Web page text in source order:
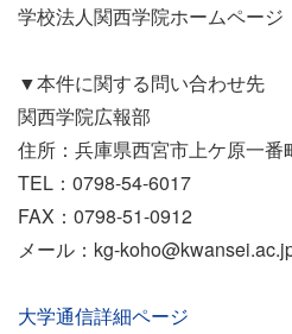
学校法人関西学院ホームページ
▼本件に関する問い合わせ先
関西学院広報部
住所：兵庫県西宮市上ケ原一番
TEL：0798-54-6017
FAX：0798-51-0912
メール：kg-
大学通信詳細ページ